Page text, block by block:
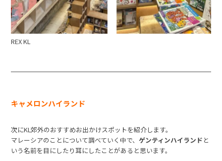
REX KL
キャメロンハイランド
次にKL郊外のおすすめお出かけスポットを紹介します。
マレーシアのことについて調べていく中で、ゲンティンハイランド と
いう名前を目にしたり耳にしたことがあると思います。